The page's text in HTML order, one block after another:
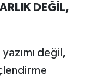
DEĞİL,
değil,